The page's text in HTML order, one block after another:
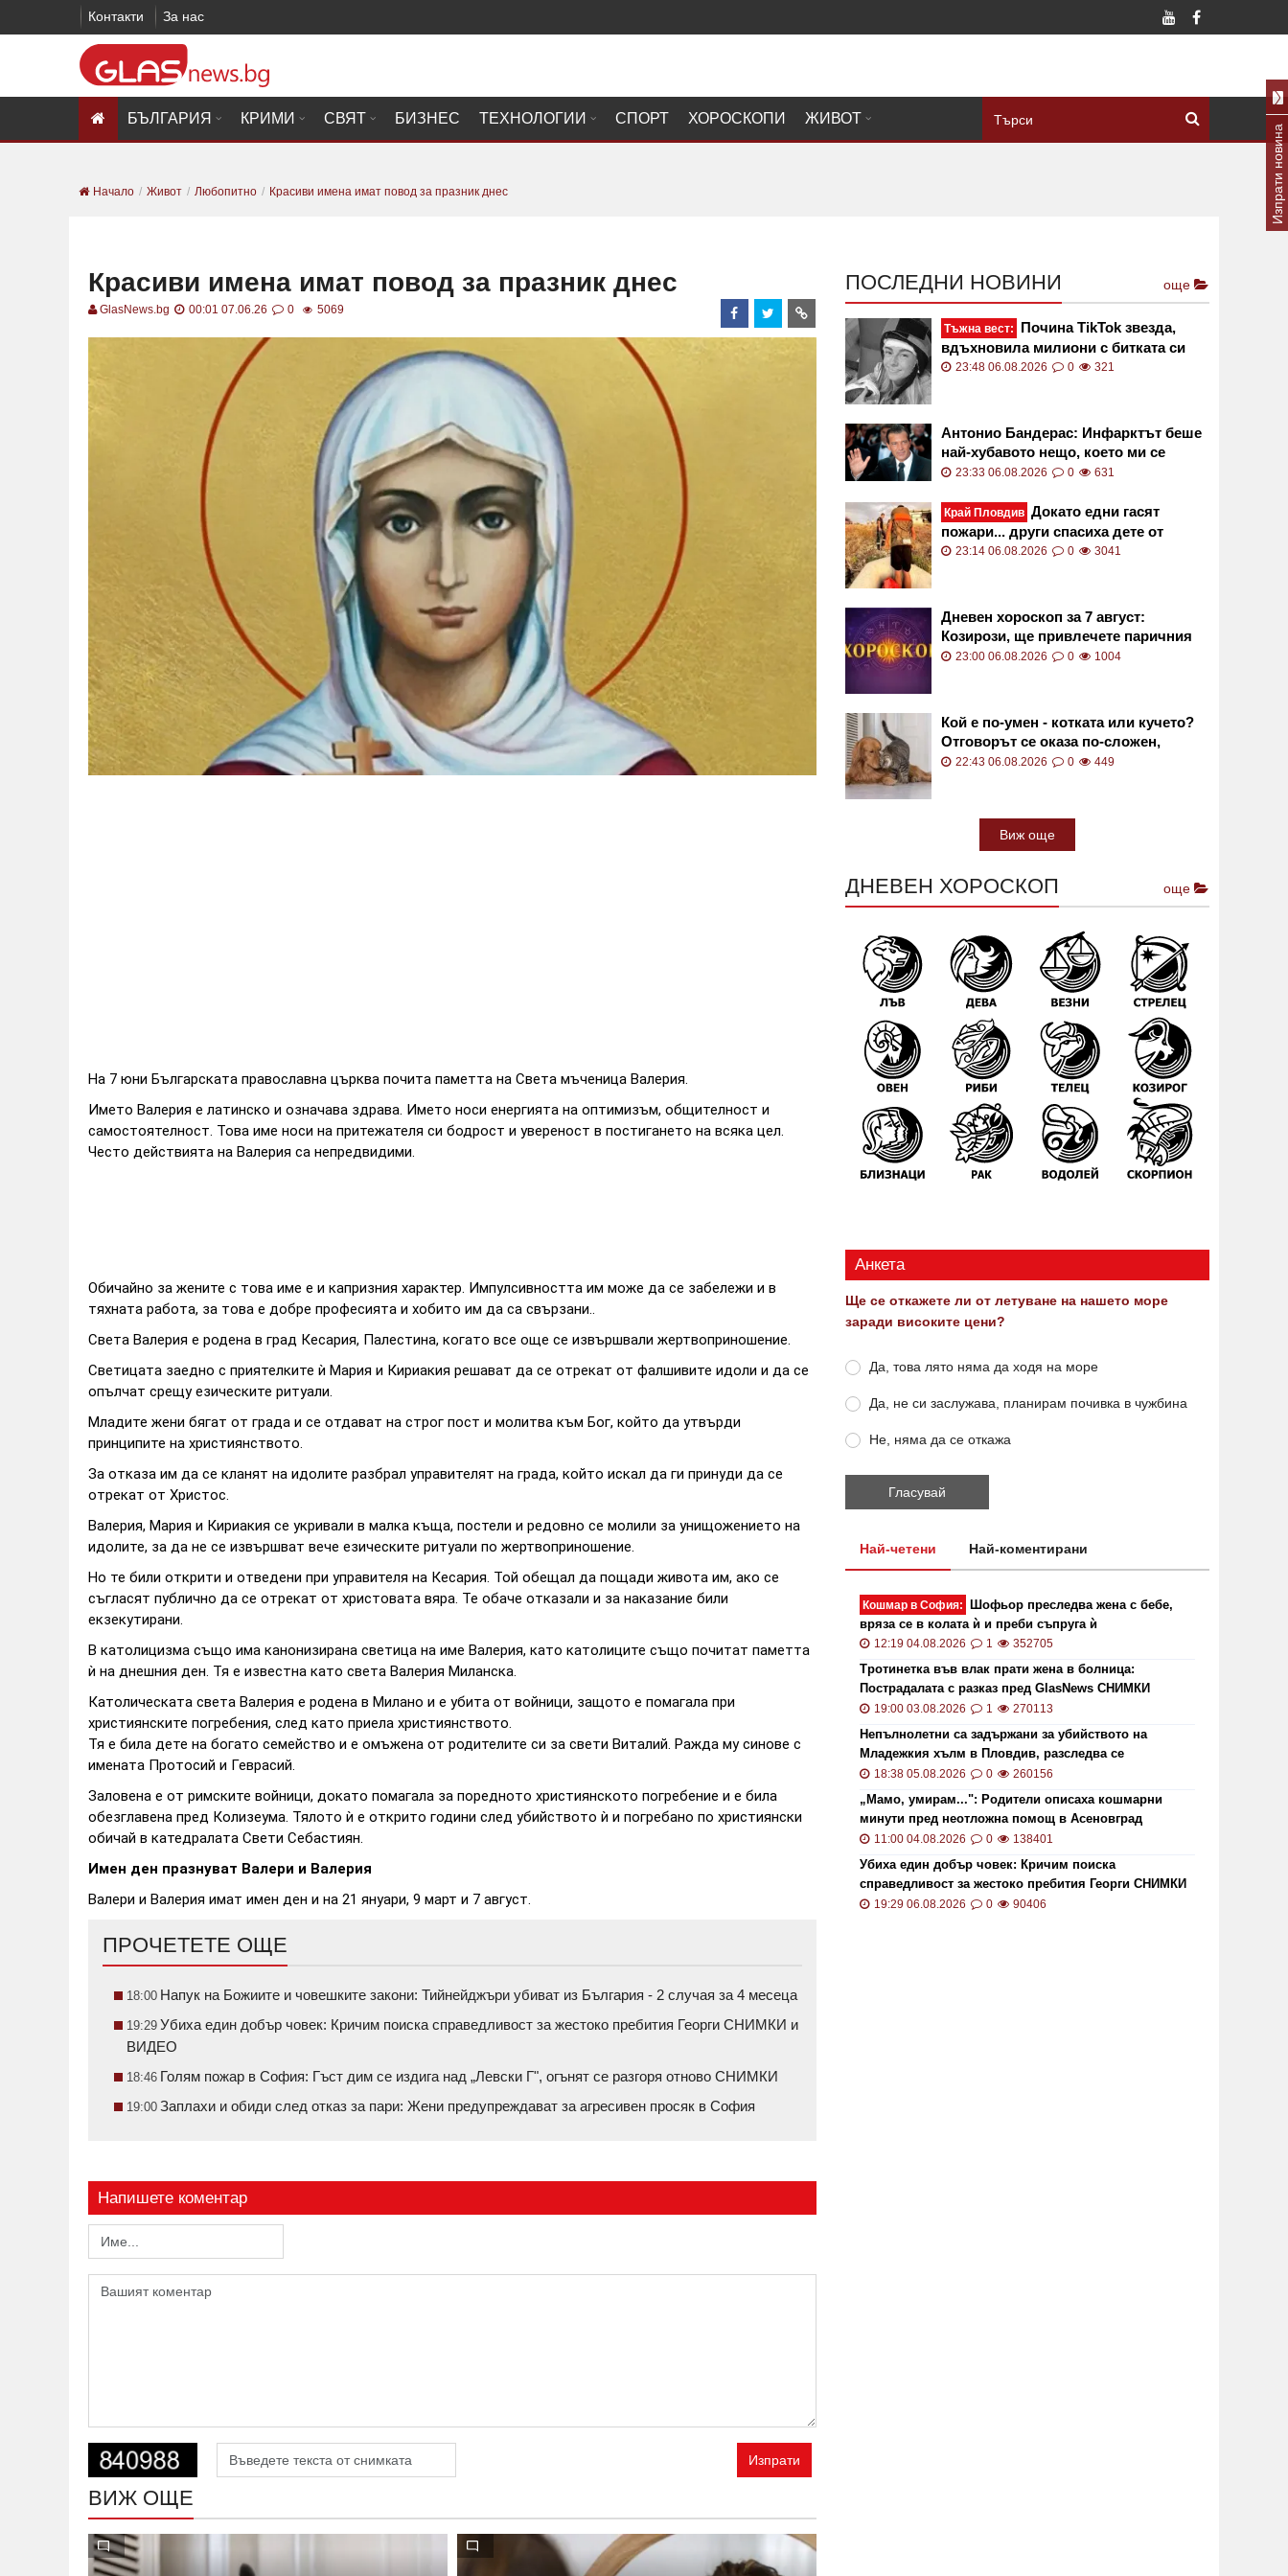
Контакти За нас
БЪЛГАРИЯ КРИМИ СВЯТ БИЗНЕС ТЕХНОЛОГИИ СПОРТ ХОРОСКОПИ ЖИВОТ
Начало Живот Любопитно Красиви имена имат повод за празник днес
Красиви имена имат повод за празник днес
GlasNews.bg 00:01 07.06.26 0 5069
На 7 юни Българската православна църква почита паметта на Света мъченица Валерия.
Името Валерия е латинско и означава здрава. Името носи енергията на оптимизъм, общителност и
самостоятелност. Това име носи на притежателя си бодрост и увереност в постигането на всяка цел.
Често действията на Валерия са непредвидими.
Обичайно за жените с това име е и капризния характер. Импулсивността им може да се забележи и в
тяхната работа, за това е добре професията и хобито им да са свързани..
Света Валерия е родена в град Кесария, Палестина, когато все още се извършвали жертвоприношение.
Светицата заедно с приятелките ѝ Мария и Кириакия решават да се отрекат от фалшивите идоли и да се
опълчат срещу езическите ритуали.
Младите жени бягат от града и се отдават на строг пост и молитва към Бог, който да утвърди
принципите на християнството.
За отказа им да се кланят на идолите разбрал управителят на града, който искал да ги принуди да се
отрекат от Христос.
Валерия, Мария и Кириакия се укривали в малка къща, постели и редовно се молили за унищожението на
идолите, за да не се извършват вече езическите ритуали по жертвоприношение.
Но те били открити и отведени при управителя на Кесария. Той обещал да пощади живота им, ако се
съгласят публично да се отрекат от христовата вяра. Те обаче отказали и за наказание били
екзекутирани.
В католицизма също има канонизирана светица на име Валерия, като католиците също почитат паметта
ѝ на днешния ден. Тя е известна като света Валерия Миланска.
Католическата света Валерия е родена в Милано и е убита от войници, защото е помагала при
християнските погребения, след като приела християнството.
Тя е била дете на богато семейство и е омъжена от родителите си за свети Виталий. Ражда му синове с
имената Протосий и Геврасий.
Заловена е от римските войници, докато помагала за поредното християнското погребение и е била
обезглавена пред Колизеума. Тялото ѝ е открито години след убийството ѝ и погребано по християнски
обичай в катедралата Свети Себастиян.
Имен ден празнуват Валери и Валерия
Валери и Валерия имат имен ден и на 21 януари, 9 март и 7 август.
ПРОЧЕТЕТЕ ОЩЕ
18:00 Напук на Божиите и човешките закони: Тийнейджъри убиват из България - 2 случая за 4 месеца
19:29 Убиха един добър човек: Кричим поиска справедливост за жестоко пребития Георги СНИМКИ и
ВИДЕО
18:46 Голям пожар в София: Гъст дим се издига над „Левски Г", огънят се разгоря отново СНИМКИ
19:00 Заплахи и обиди след отказ за пари: Жени предупреждават за агресивен просяк в София
Напишете коментар
Изпрати
ВИЖ ОЩЕ
ПОСЛЕДНИ НОВИНИ още
Тъжна вест:
Почина TikTok звезда,
вдъхновила милиони с битката си
срещу рядък рак
23:48 06.08.2026 0 321
Антонио Бандерас: Инфарктът беше
най-хубавото нещо, което ми се
случи
23:33 06.08.2026 0 631
Край Пловдив Докато едни гасят
пожари... други спасиха дете от
сигурна смърт във водите на язовир
23:14 06.08.2026 0 3041
Дневен хороскоп за 7 август:
Козирози, ще привлечете паричния
поток към вас!
23:00 06.08.2026 0 1004
Кой е по-умен - котката или кучето?
Отговорът се оказа по-сложен,
отколкото изглежда
22:43 06.08.2026 0 449
Виж още
ДНЕВЕН ХОРОСКОП още
Анкета
Ще се откажете ли от летуване на нашето море
заради високите цени?
Да, това лято няма да ходя на море
Да, не си заслужава, планирам почивка в чужбина
Не, няма да се откажа
Най-четени Най-коментирани
Кошмар в София:
Шофьор преследва жена с бебе,
вряза се в колата ѝ и преби съпруга ѝ
12:19 04.08.2026 1 352705
Тротинетка във влак прати жена в болница:
Пострадалата с разказ пред GlasNews СНИМКИ
19:00 03.08.2026 1 270113
Непълнолетни са задържани за убийството на
Младежкия хълм в Пловдив, разследва се
хомофобски мотив
18:38 05.08.2026 0 260156
„Мамо, умирам...": Родители описаха кошмарни
минути пред неотложна помощ в Асеновград
11:00 04.08.2026 0 138401
Убиха един добър човек: Кричим поиска
справедливост за жестоко пребития Георги СНИМКИ
и ВИДЕО
19:29 06.08.2026 0 90406
Изпрати новина